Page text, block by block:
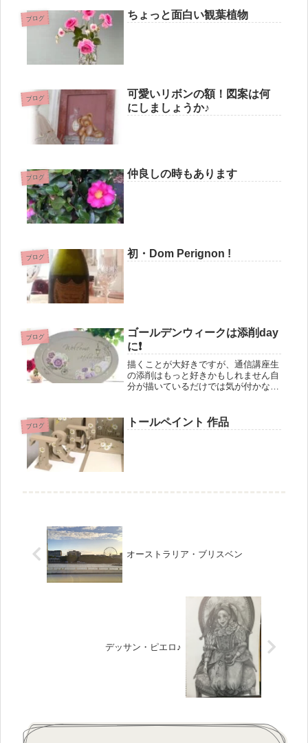
ブログ ちょっと面白い観葉植物
ブログ
可愛いリボンの額！図案は何
にしましょうか♪
ブログ 仲良しの時もあります
ブログ 初・Dom Perignon !
ブログ
ゴールデンウィークは添削day
に❗️
描くことが大好きですが、通信講座生
の添削はもっと好きかもしれません自
分が描いているだけでは気が付かない
にトールペイント しちゃいました
（笑）60cm×40cm程の楕円の白木...
ブログ トールペイント 作品
オーストラリア・ブリスベン
デッサン・ピエロ♪